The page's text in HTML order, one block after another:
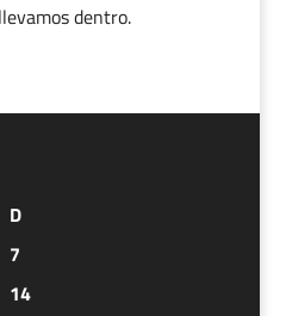
dentro.
D
7
14